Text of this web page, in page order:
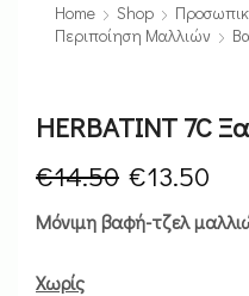
Home Shop
Περιποίηση Μαλλιών
HERBATINT 7C
€14.50 €13.50
Μόνιμη βαφή-τζελ
Χωρίς